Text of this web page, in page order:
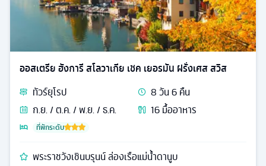
ออสเตรีย ฮังการี สโลวาเกีย เชค เยอรมัน ฝรั่งเศส สวิส
ทัวร์ยุโรป 8วัน6คืน
ก.ย. / ต.ค. / พ.ย. / ธ.ค.
16มื้ออาหาร
ที่พักระดับ
พระราชวังเชินบรุนน์ ล่องเรือแม่น้ำดานูบ